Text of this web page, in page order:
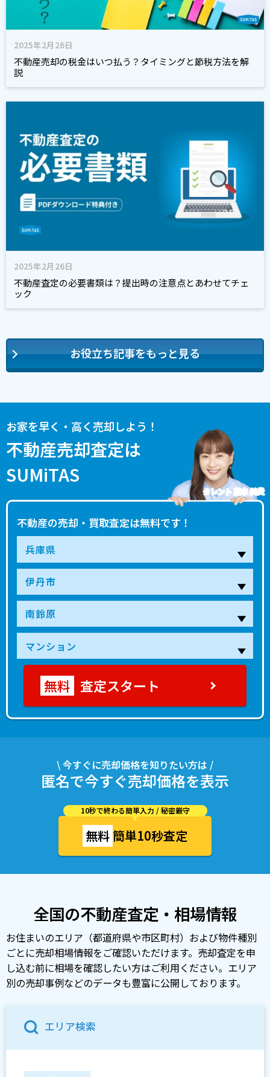
2025年2月26日
不動産売却の税金はいつ払う？タイミングと節税方法を解
説
2025年2月26日
不動産査定の必要書類は？提出時の注意点とあわせてチェ
ック
お役立ち記事をもっと見る
お家を早く・高く売却しよう！
不動産売却査定は
SUMiTAS
不動産の売却・買取査定は無料です！
タレント 藤本 美貴
査定スタート
\ 今すぐに売却価格を知りたい方は /
匿名で今すぐ売却価格を表示
10秒で終わる簡単入力 / 秘密厳守
無料簡単10秒査定
全国の不動産査定・相場情報
お住まいのエリア（都道府県や市区町村）および物件種別
ごとに売却相場情報をご確認いただけます。売却査定を申
し込む前に相場を確認したい方はご利用ください。エリア
別の売却事例などのデータも豊富に公開しております。
エリア検索